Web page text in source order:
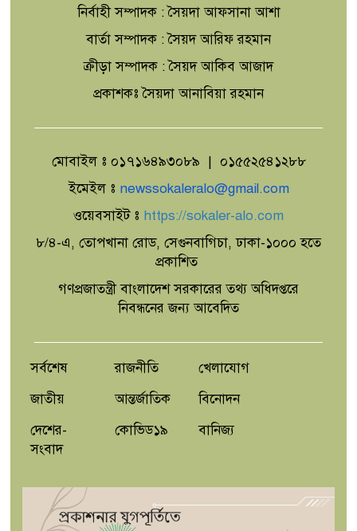
টাঙ্গাইলের মহিষমারা কলেজে গড়ে উঠছে
ভবিষ্যতের কৃষি উদ্যোক্তা
'এক মুঠো মাটির বিস্ময়'
উৎপাদন বাড়াতে না পারলে দেশের উন্নয়ন
সম্ভব নয়: এমপি রবিউল বাশার
শিরোমনি মহসেন আদর্শ সরকারি প্রাথমিক
বিদ্যালয়ে প্রধান শিক্ষক তরিকুল ইসলামের
বিদায় সংবর্ধনা
নির্বাহী সম্পাদক : সৈয়দা আফসানা আশা
বার্তা সম্পাদক : সৈয়দ আরিফ রহমান
ক্রীড়া সম্পাদক : সৈয়দ আকিব আজাদ
প্রকাশকঃ সৈয়দা আনাবিয়া রহমান
মোবাইল ঃ ০১৭১৬৪৯৩০৮৯ | ০১৫৫২৫৪১২৮৮
ইমেইল ঃ newssokaleralo@gmail.com
ওয়েবসাইট ঃ https://sokaler-alo.com
৮/৪-এ, তোপখানা রোড, সেগুনবাগিচা, ঢাকা-১০০০ হতে
প্রকাশিত
গণপ্রজাতন্ত্রী বাংলাদেশ সরকারের তথ্য অধিদপ্তরে
নিবন্ধনের জন্য আবেদিত
সর্বশেষ
জাতীয়
দেশের-
সংবাদ
রাজনীতি
আন্তর্জাতিক
কোভিড১৯
খেলাযোগ
বিনোদন
বানিজ্য